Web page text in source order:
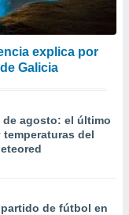
explica por
Galicia
de agosto: el último
del
de fútbol en